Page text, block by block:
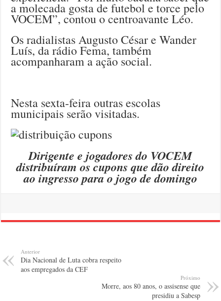
a molecada gosta de futebol e torce pelo
VOCEM”, contou o centroavante Léo.
Os radialistas Augusto César e Wander
Luís, da rádio Fema, também
acompanharam a ação social.
Nesta sexta-feira outras escolas
municipais serão visitadas.
Dirigente e jogadores do VOCEM
distribuíram os cupons que dão direito
ao ingresso para o jogo de domingo
Anterior
Dia Nacional de Luta cobra respeito
aos empregados da CEF
Próximo
Morre, aos 80 anos, o assisense que
presidiu a Sabesp